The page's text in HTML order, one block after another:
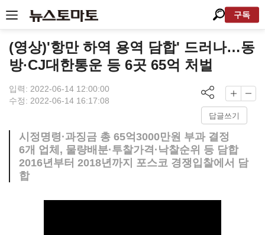
구독
(영상)'항만 하역 용역 담합' 드러나…동
방·CJ대한통운 등 6곳 65억 처벌
입력: 2022-06-14 12:00:00
수정: 2022-06-14 16:17:08
답글쓰기
시정명령·과징금 총 65억3000만원 부과 결정
6개 업체, 물량배분·투찰가격·낙찰순위 등 담합
2016년부터 2018년까지 포스코 경쟁입찰에서 담
합